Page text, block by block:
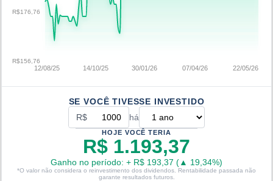
12/08/25 14/10/25 30/01/26 07/04/26 22/05/26
R$156,76
R$176,76
SE VOCÊ TIVESSE INVESTIDO
R$
há
HOJE VOCÊ TERIA
R$ 1.193,37
Ganho no período: + R$ 193,37 (▲ 19,34%)
*O valor não considera o reinvestimento dos dividendos. Rentabilidade passada não
garante resultados futuros.